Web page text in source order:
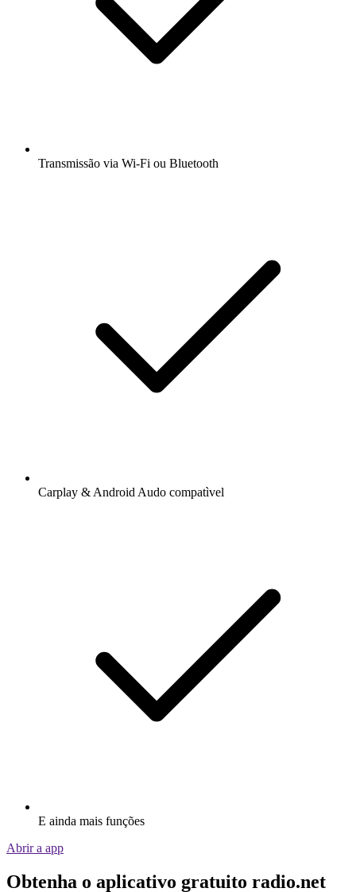
Transmissão via Wi-Fi ou Bluetooth
Carplay & Android Audo compatìvel
E ainda mais funções
Abrir a app
Obtenha o aplicativo gratuito radio.net